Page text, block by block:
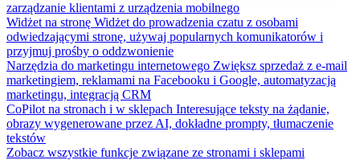
zarządzanie klientami z urządzenia mobilnego
Widżet na stronę Widżet do prowadzenia czatu z osobami
odwiedzającymi stronę, używaj popularnych komunikatorów i
przyjmuj prośby o oddzwonienie
Narzędzia do marketingu internetowego Zwiększ sprzedaż z e-mail
marketingiem, reklamami na Facebooku i Google, automatyzacją
marketingu, integracją CRM
CoPilot na stronach i w sklepach Interesujące teksty na żądanie,
obrazy wygenerowane przez AI, dokładne prompty, tłumaczenie
tekstów
Zobacz wszystkie funkcje związane ze stronami i sklepami